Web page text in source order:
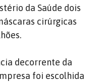
da Saúde dois
cirúrgicas
decorrente da
foi escolhida